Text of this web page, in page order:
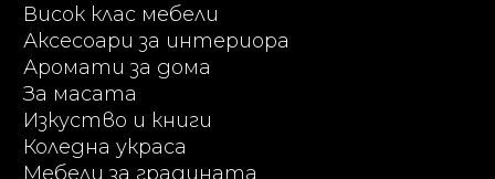
Висок клас мебели
Аксесоари за интериора
Аромати за дома
За масата
Изкуство и книги
Коледна украса
Мебели за градината